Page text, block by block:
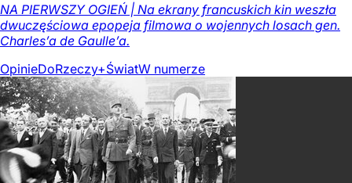
NA PIERWSZY OGIEŃ | Na ekrany francuskich kin weszła
dwuczęściowa epopeja filmowa o wojennych losach gen.
Charles’a de Gaulle’a.
OpinieDoRzeczy+ŚwiatW numerze